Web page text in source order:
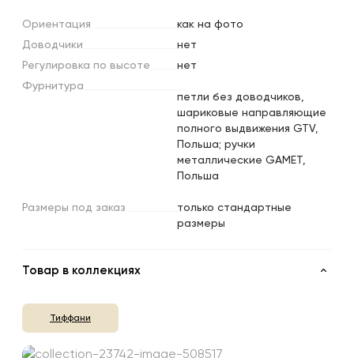
Ориентация
как на фото
Доводчики
нет
Регулировка по высоте
нет
Фурнитура
петли без доводчиков,
шариковые направляющие
полного выдвижения GTV,
Польша; ручки
металлические GAMET,
Польша
Размеры под заказ
только стандартные
размеры
Товар в коллекциях
Тиффани